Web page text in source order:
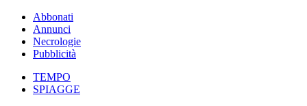
Abbonati
Annunci
Necrologie
Pubblicità
TEMPO
SPIAGGE